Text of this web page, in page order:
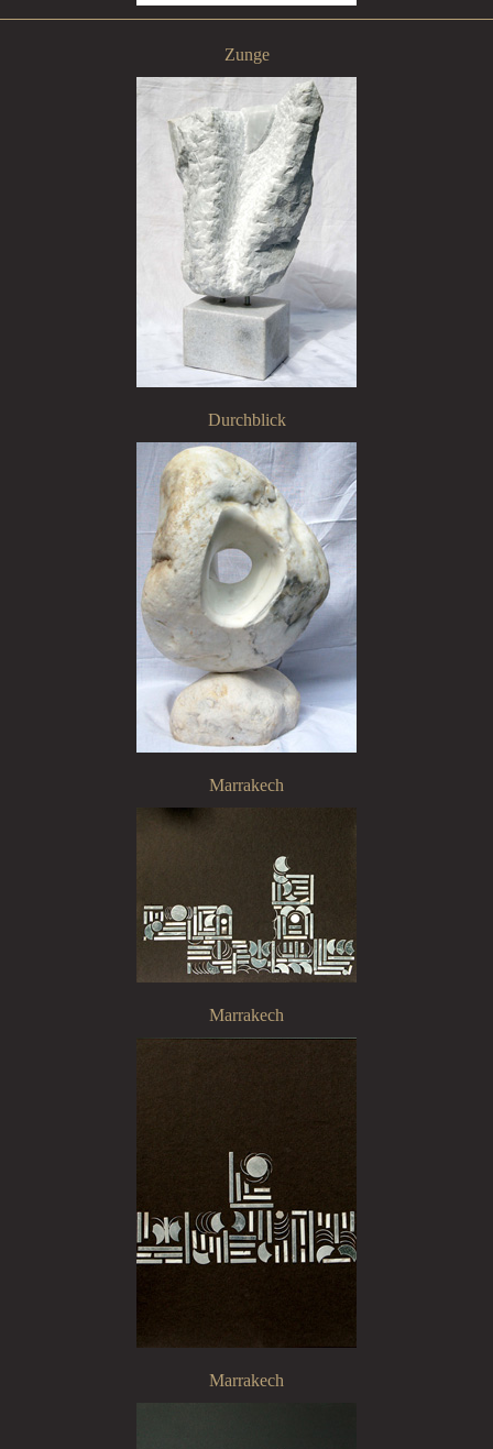
Zunge
Durchblick
Marrakech
Marrakech
Marrakech